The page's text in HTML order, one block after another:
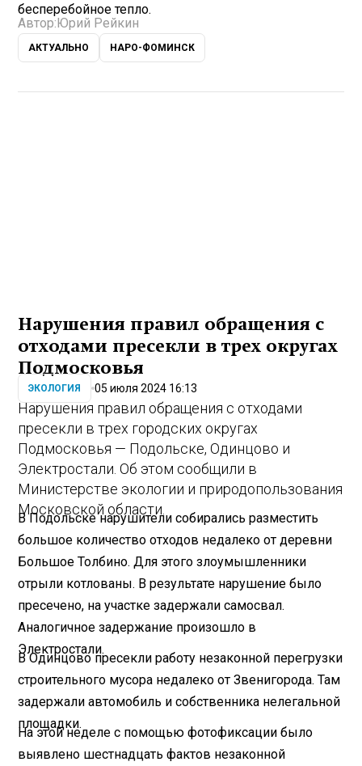
бесперебойное тепло.
Автор: Юрий Рейкин
АКТУАЛЬНО НАРО-ФОМИНСК
Нарушения правил обращения с
отходами пресекли в трех округах
Подмосковья
ЭКОЛОГИЯ 05 июля 2024 16:13
Нарушения правил обращения с отходами
пресекли в трех городских округах
Подмосковья — Подольске, Одинцово и
Электростали. Об этом сообщили в
Министерстве экологии и природопользования
Московской области.
В Подольске нарушители собирались разместить
большое количество отходов недалеко от деревни
Большое Толбино. Для этого злоумышленники
отрыли котлованы. В результате нарушение было
пресечено, на участке задержали самосвал.
Аналогичное задержание произошло в
Электростали.
В Одинцово пресекли работу незаконной перегрузки
строительного мусора недалеко от Звенигорода. Там
задержали автомобиль и собственника нелегальной
площадки.
На этой неделе с помощью фотофиксации было
выявлено шестнадцать фактов незаконной